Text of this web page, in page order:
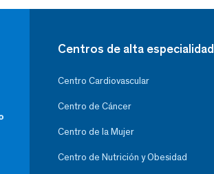
Centros de alta especialidad
Centro Cardiovascular
Centro de Cáncer
Centro de la Mujer
Centro de Nutrición y Obesidad